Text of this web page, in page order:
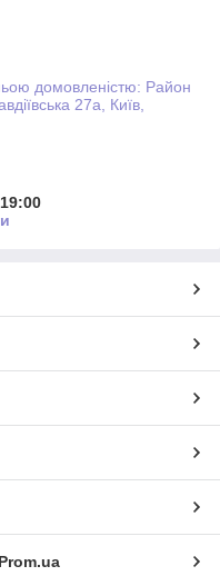
домовленістю: Район
27а, Київ,
Prom.ua